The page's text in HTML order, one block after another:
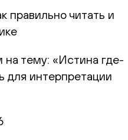
правильно читать и
тему: «Истина где-
для интерпретации